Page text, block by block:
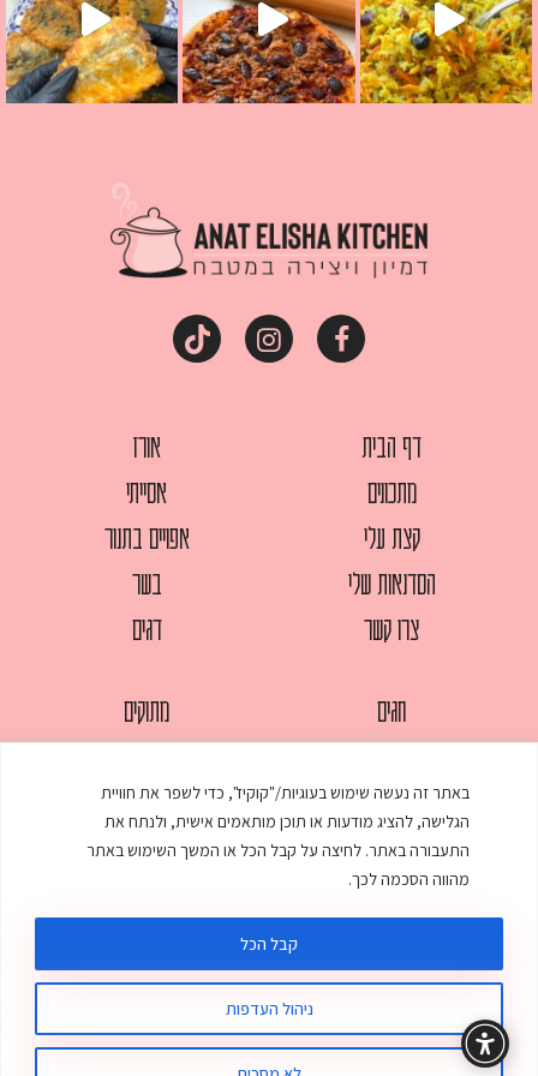
באתר זה נעשה שימוש בעוגיות/"קוקיז", כדי לשפר את חוויית
הגלישה, להציג מודעות או תוכן מותאמים אישית, ולנתח את
התעבורה באתר. לחיצה על קבל הכל או המשך השימוש באתר
מהווה הסכמה לכך.
ניהול העדפות
קבל הכל
דף הבית
מתכונים
קצת עלי
הסדנאות שלי
צרו קשר
אורז
אסייתי
אפויים בתנור
בשר
דגים
חגים
מאפים
ממולאים
מרקים
מתוקים
עוגות
עוף
© כל הזכויות שמורות לענת אלישע | עיצוב ובניית אתר
תקנון האתר מדיניות פרטיות